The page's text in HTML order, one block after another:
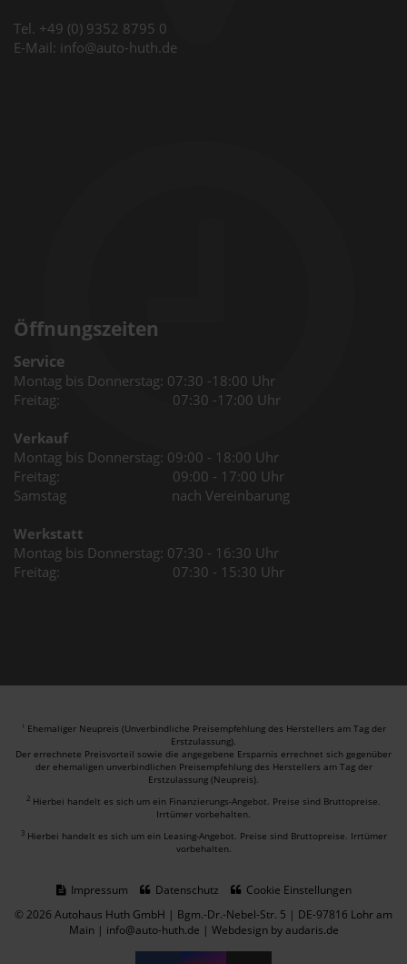
Tel. +49 (0) 9352 8795 0
E-Mail: info@auto-huth.de
Öffnungszeiten
Service
Montag bis Donnerstag: 07:30 -18:00 Uhr
Freitag: 07:30 -17:00 Uhr
Verkauf
Montag bis Donnerstag: 09:00 - 18:00 Uhr
Freitag: 09:00 - 17:00 Uhr
Samstag nach Vereinbarung
Werkstatt
Montag bis Donnerstag: 07:30 - 16:30 Uhr
Freitag: 07:30 - 15:30 Uhr
1 Ehemaliger Neupreis (Unverbindliche Preisempfehlung des Herstellers am Tag der
Erstzulassung).
Der errechnete Preisvorteil sowie die angegebene Ersparnis errechnet sich gegenüber
der ehemaligen unverbindlichen Preisempfehlung des Herstellers am Tag der
Erstzulassung (Neupreis).
2 Hierbei handelt es sich um ein Finanzierungs-Angebot. Preise sind Bruttopreise.
Irrtümer vorbehalten.
3 Hierbei handelt es sich um ein Leasing-Angebot. Preise sind Bruttopreise. Irrtümer
vorbehalten.
Impressum Datenschutz
Cookie Einstellungen
© 2026 Autohaus Huth GmbH | Bgm.-Dr.-Nebel-Str. 5 | DE-97816 Lohr am
Main | info@auto-huth.de | Webdesign by audaris.de